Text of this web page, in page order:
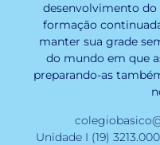
desenvolvimento do
formação
manter sua grade
do mundo em que
preparando-as
Unidade I (19)